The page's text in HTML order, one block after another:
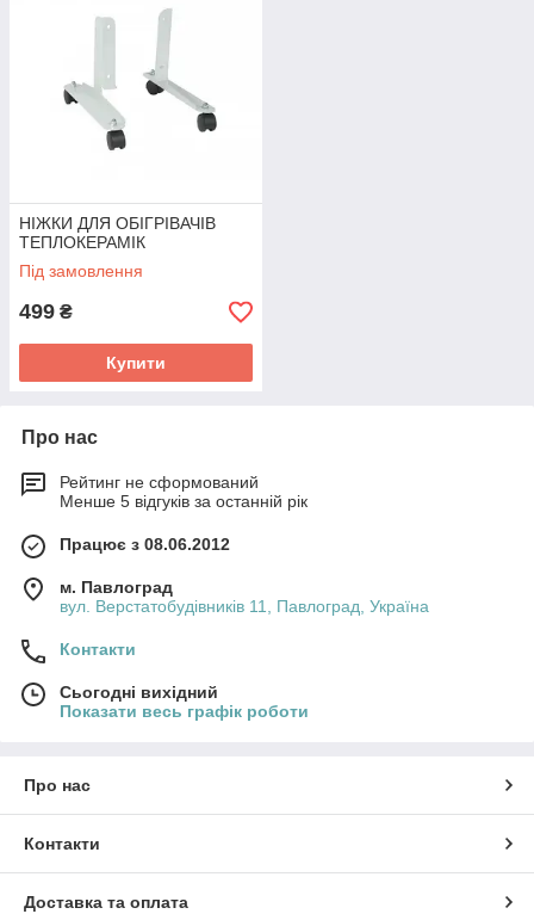
НІЖКИ ДЛЯ ОБІГРІВАЧІВ
ТЕПЛОКЕРАМІК
Під замовлення
499 ₴
Купити
Про нас
Рейтинг не сформований
Менше 5 відгуків за останній рік
Працює з 08.06.2012
м. Павлоград
вул. Верстатобудівників 11, Павлоград, Україна
Контакти
Сьогодні вихідний
Показати весь графік роботи
Про нас
Контакти
Доставка та оплата